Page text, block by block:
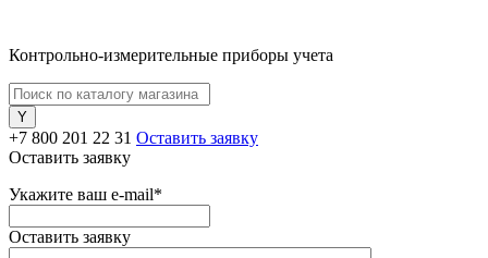
Контрольно-измерительные приборы учета
+7 800 201 22 31 Оставить заявку
Оставить заявку
Укажите ваш e-mail*
Оставить заявку